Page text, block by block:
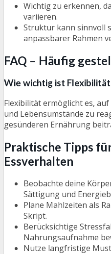
Wichtig zu erkennen,
variieren.
Struktur kann sinnvoll
anpassbarer Rahmen
FAQ – Häufig
Wie wichtig ist Flexibilität
Flexibilität ermöglicht es,
und Lebensumstände zu
gesünderen Ernährung
Praktische Tipps
Essverhalten
Beobachte deine
Sättigung und
Plane Mahlzeiten als
Skript.
Berücksichtige
Nahrungsaufnahme
Nutze langfristige